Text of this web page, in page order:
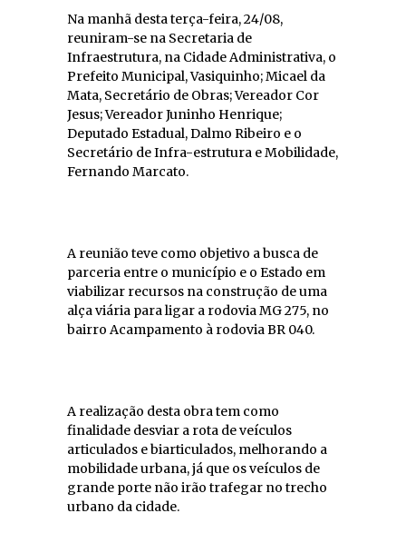
Na manhã desta terça-feira, 24/08,
reuniram-se na Secretaria de
Infraestrutura, na Cidade Administrativa, o
Prefeito Municipal, Vasiquinho; Micael da
Mata, Secretário de Obras; Vereador Cor
Jesus; Vereador Juninho Henrique;
Deputado Estadual, Dalmo Ribeiro e o
Secretário de Infra-estrutura e Mobilidade,
Fernando Marcato.
A reunião teve como objetivo a busca de
parceria entre o município e o Estado em
viabilizar recursos na construção de uma
alça viária para ligar a rodovia MG 275, no
bairro Acampamento à rodovia BR 040.
A realização desta obra tem como
finalidade desviar a rota de veículos
articulados e biarticulados, melhorando a
mobilidade urbana, já que os veículos de
grande porte não irão trafegar no trecho
urbano da cidade.